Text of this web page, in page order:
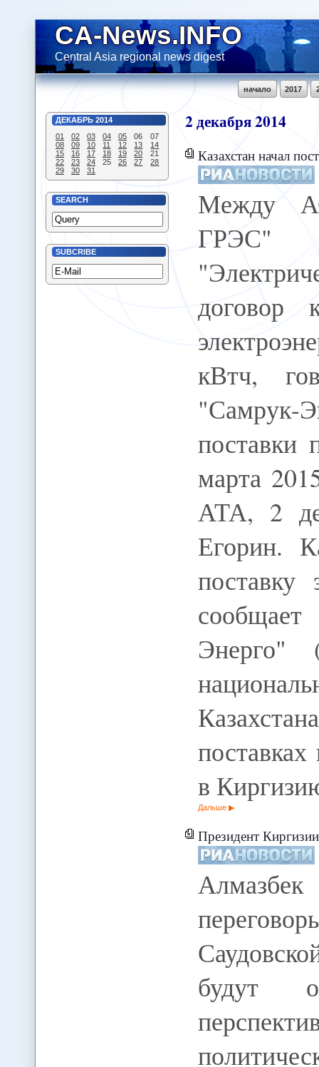
CA-News.INFO
Central Asia regional news digest
2017
начало
ДЕКАБРЬ 2014
01
02 03 04 05 06
07
08
09 10 11 12 13
14
15
16 17 18 19 20
21
22
23 24 25 26 27
28
29
30 31
SEARCH
SUBCRIBE
2декабря2014
Казахстан начал
Между
договор
кВтч,
"Самрук-
поставки
марта
АТА, 2
Егорин.
поставку
Энерго"
поставках
в
Дальше
Президент
будут